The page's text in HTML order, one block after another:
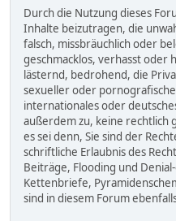
Durch die Nutzung dieses
Inhalte beizutragen, die
falsch, missbräuchlich oder
geschmacklos, verhasst oder
lästernd, bedrohend, die
sexueller oder
internationales oder
außerdem zu, keine rechtlich
es sei denn, Sie sind der
schriftliche Erlaubnis des
Beiträge, Flooding und
Kettenbriefe,
sind in diesem Forum